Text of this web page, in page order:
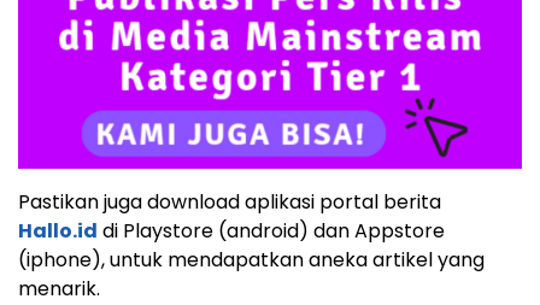
Pastikan juga download aplikasi portal berita
Hallo.id di Playstore (android) dan Appstore
(iphone), untuk mendapatkan aneka artikel yang
menarik.